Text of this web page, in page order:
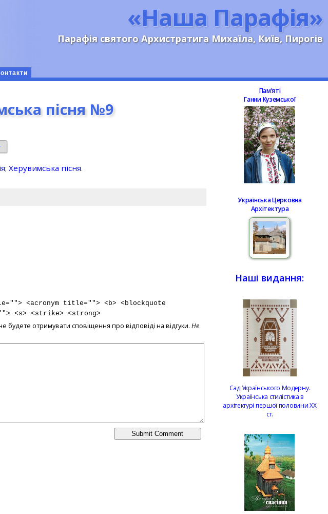
«Наша Парафія»
Парафія святого Архистратига Михаїла, Київ, Пирогів
пісня №9
;Херувимська пісня.
<acronym title=""> <b> <blockquote
<s> <strike> <strong>
будете отримувати сповіщення про відповіді на відгуки.Не
Памʼяті
Ганни Куземської
Українська Церковна
Архітектура
Наші видання:
Сад Українського Модерну.
Українська стилістика в
архітектурі першої половини ХХ
ст.